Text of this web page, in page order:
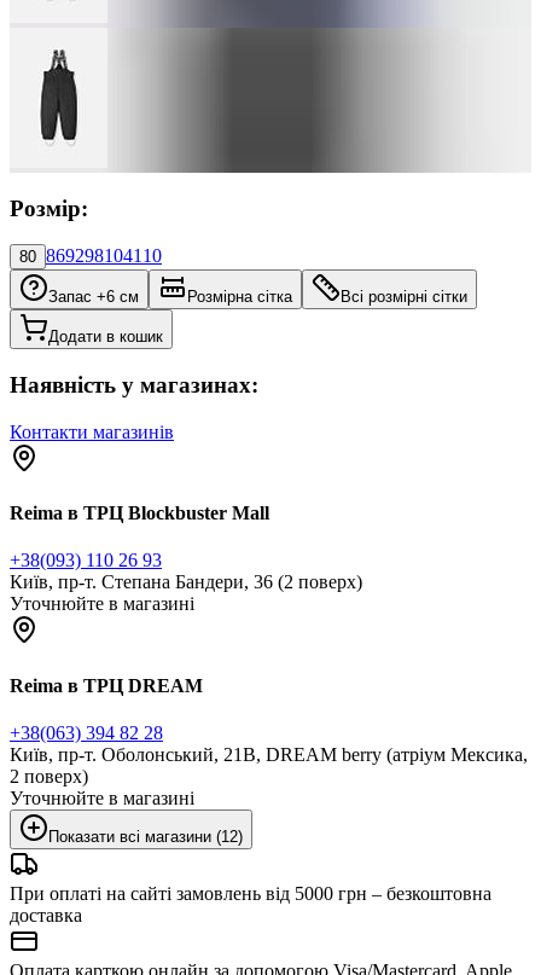
Розмір:
80 869298104110
Запас +6 см Розмірна сітка Всі розмірні сітки
Додати в кошик
Наявність у магазинах:
Контакти магазинів
Reima в ТРЦ Blockbuster Mall
+38(093) 110 26 93
Київ, пр-т. Степана Бандери, 36 (2 поверх)
Уточнюйте в магазині
Reima в ТРЦ DREAM
+38(063) 394 82 28
Київ, пр-т. Оболонський, 21В, DREAM berry (атріум Мексика,
2 поверх)
Уточнюйте в магазині
Показати всі магазини (12)
При оплаті на сайті замовлень від 5000 грн – безкоштовна
доставка
Оплата карткою онлайн за допомогою Visa/Mastercard, Apple